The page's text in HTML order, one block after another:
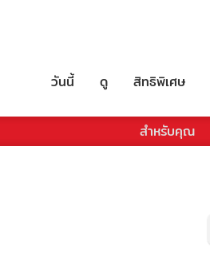
วันนี้ ดู สิทธิพิเศษ
สำหรับคุณ